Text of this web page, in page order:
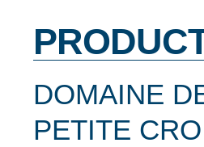
DOMAINE
PETITE